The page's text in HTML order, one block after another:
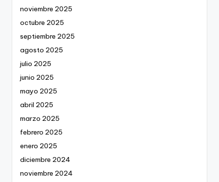
noviembre 2025
octubre 2025
septiembre 2025
agosto 2025
julio 2025
junio 2025
mayo 2025
abril 2025
marzo 2025
febrero 2025
enero 2025
diciembre 2024
noviembre 2024